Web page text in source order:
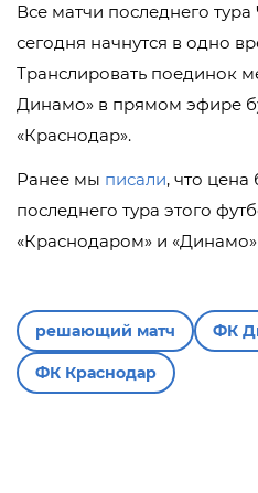
Все матчи последнего
сегодня начнутся в одно
Транслировать поединок
Динамо» в прямом эфире
«Краснодар».
Ранее мы писали, что цена
последнего тура этого
«Краснодаром» и «Динамо»
решающий матч ФК
ФК Краснодар